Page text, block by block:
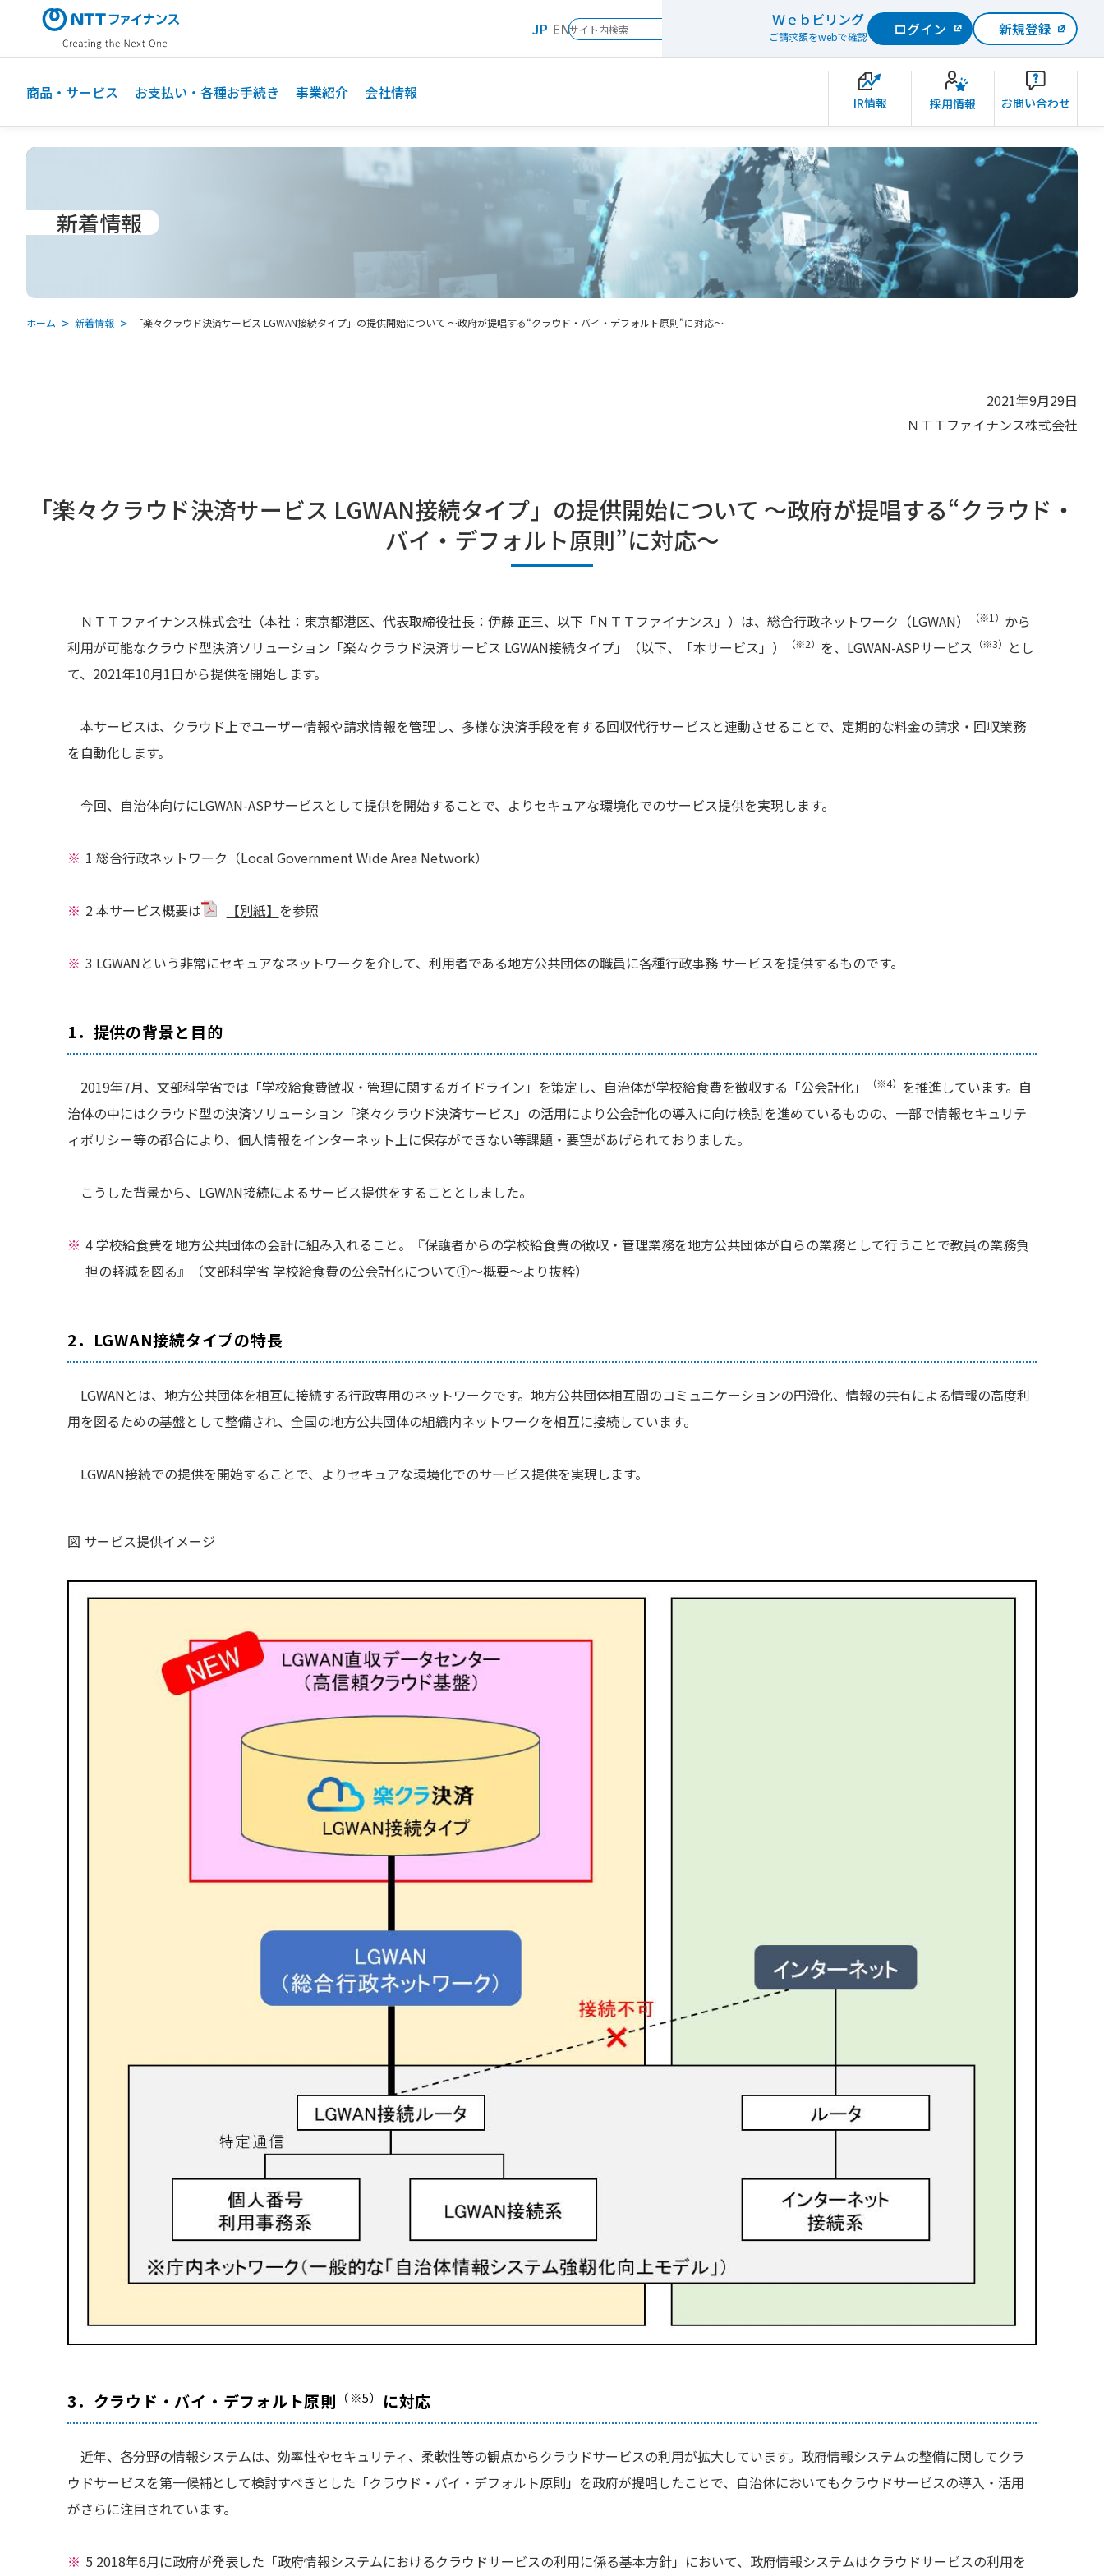
ン
JP EN Ｗｅｂビリング
ご請求額をwebで確認 ログイン 新規登録
商品・サービス お支払い・各種お手続き 事業紹介 会社情報
IR情報 採用情報 お問い合わせ
新着情報
ホーム 新着情報 「楽々クラウド決済サービス LGWAN接続タイプ」の提供開始について ～政府が提唱する“クラウド・バイ・デフォルト原則”に対応～
2021年9月29日
ＮＴＴファイナンス株式会社
「楽々クラウド決済サービス LGWAN接続タイプ」の提供開始について ～政府が提唱する“クラウド・
バイ・デフォルト原則”に対応～
ＮＴＴファイナンス株式会社（本社：東京都港区、代表取締役社長：伊藤 正三、以下「ＮＴＴファイナンス」）は、総合行政ネットワーク（LGWAN） （※1） から
利用が可能なクラウド型決済ソリューション「楽々クラウド決済サービス LGWAN接続タイプ」（以下、「本サービス」）
（※2） を、LGWAN-ASPサービス （※3）
とし
て、2021年10月1日から提供を開始します。
本サービスは、クラウド上でユーザー情報や請求情報を管理し、多様な決済手段を有する回収代行サービスと連動させることで、定期的な料金の請求・回収業務
を自動化します。
今回、自治体向けにLGWAN-ASPサービスとして提供を開始することで、よりセキュアな環境化でのサービス提供を実現します。
1 総合行政ネットワーク（Local Government Wide Area Network）
2 本サービス概要は 【別紙】 を参照
3 LGWANという非常にセキュアなネットワークを介して、利用者である地方公共団体の職員に各種行政事務 サービスを提供するものです。
1．提供の背景と目的
2019年7月、文部科学省では「学校給食費徴収・管理に関するガイドライン」を策定し、自治体が学校給食費を徴収する「公会計化」 （※4） を推進しています。自
治体の中にはクラウド型の決済ソリューション「楽々クラウド決済サービス」の活用により公会計化の導入に向け検討を進めているものの、一部で情報セキュリテ
ィポリシー等の都合により、個人情報をインターネット上に保存ができない等課題・要望があげられておりました。
こうした背景から、LGWAN接続によるサービス提供をすることとしました。
4 学校給食費を地方公共団体の会計に組み入れること。『保護者からの学校給食費の徴収・管理業務を地方公共団体が自らの業務として行うことで教員の業務負
担の軽減を図る』（文部科学省 学校給食費の公会計化について①～概要～より抜粋）
2．LGWAN接続タイプの特長
LGWANとは、地方公共団体を相互に接続する行政専用のネットワークです。地方公共団体相互間のコミュニケーションの円滑化、情報の共有による情報の高度利
用を図るための基盤として整備され、全国の地方公共団体の組織内ネットワークを相互に接続しています。
LGWAN接続での提供を開始することで、よりセキュアな環境化でのサービス提供を実現します。
図 サービス提供イメージ
3．クラウド・バイ・デフォルト原則 （※5） に対応
近年、各分野の情報システムは、効率性やセキュリティ、柔軟性等の観点からクラウドサービスの利用が拡大しています。政府情報システムの整備に関してクラ
ウドサービスを第一候補として検討すべきとした「クラウド・バイ・デフォルト原則」を政府が提唱したことで、自治体においてもクラウドサービスの導入・活用
がさらに注目されています。
5 2018年6月に政府が発表した「政府情報システムにおけるクラウドサービスの利用に係る基本方針」において、政府情報システムはクラウドサービスの利用を